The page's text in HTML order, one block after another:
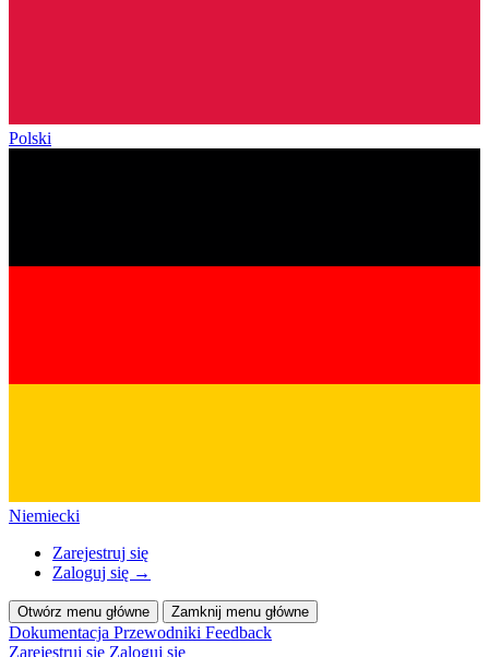
Polski
Niemiecki
Zarejestruj się
Zaloguj się →
Otwórz menu główne Zamknij menu główne
Dokumentacja Przewodniki Feedback
Zarejestruj się Zaloguj się